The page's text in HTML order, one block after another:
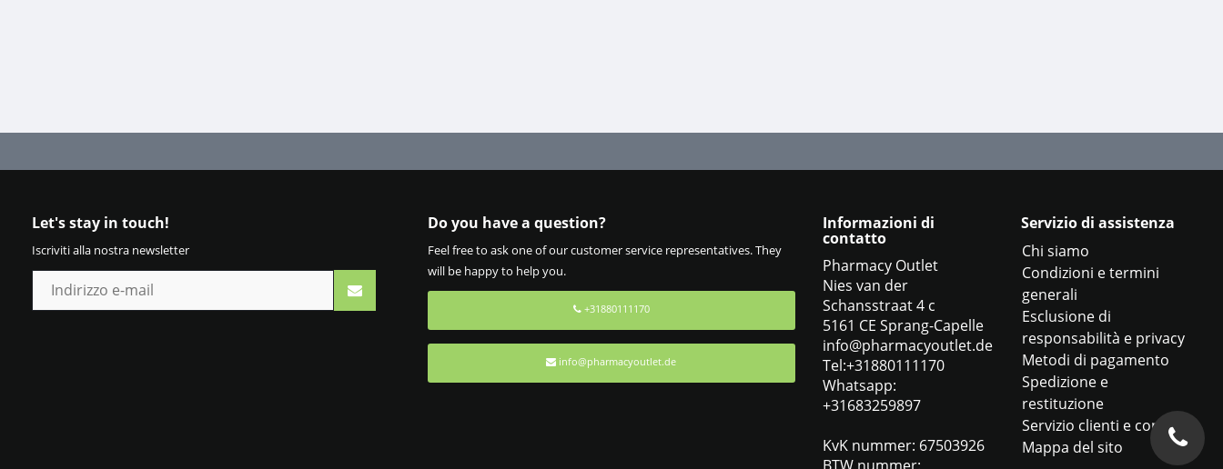
Let's stay in touch!
Iscriviti alla nostra newsletter
Do you have a question?
Feel free to ask one of our customer service representatives. They
will be happy to help you.
+31880111170
info@pharmacyoutlet.de
Informazioni di
contatto
Pharmacy Outlet
Nies van der
Schansstraat 4 c
5161 CE Sprang-Capelle
info@pharmacyoutlet.de
Tel:+31880111170
Whatsapp:
+31683259897
KvK nummer: 67503926
Servizio di assistenza
Chi siamo
Condizioni e termini
generali
Esclusione di
responsabilità e privacy
Metodi di pagamento
Spedizione e
restituzione
Servizio clienti e contatti
Mappa del sito